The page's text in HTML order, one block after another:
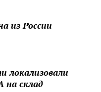
из России
локализовали
на склад